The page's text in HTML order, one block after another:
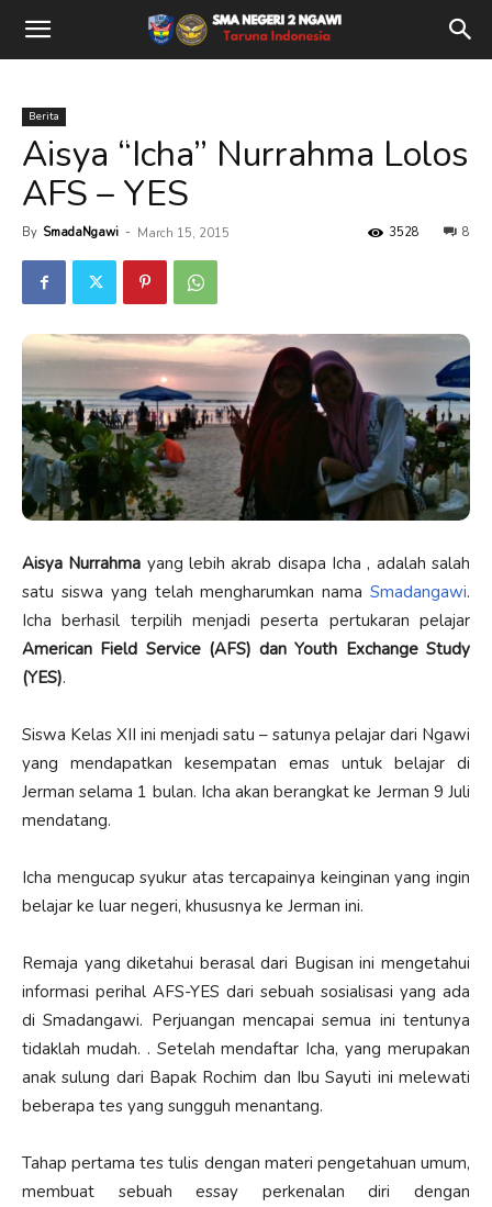
Berita
Aisya “Icha” Nurrahma Lolos
AFS – YES
By SmadaNgawi - March 15, 2015 8
3528
Aisya Nurrahma yang lebih akrab disapa Icha , adalah salah
satu siswa yang telah mengharumkan nama Smadangawi.
Icha berhasil terpilih menjadi peserta pertukaran pelajar
American Field Service (AFS) dan Youth Exchange Study
(YES).
Siswa Kelas XII ini menjadi satu – satunya pelajar dari Ngawi
yang mendapatkan kesempatan emas untuk belajar di
Jerman selama 1 bulan. Icha akan berangkat ke Jerman 9 Juli
mendatang.
Icha mengucap syukur atas tercapainya keinginan yang ingin
belajar ke luar negeri, khususnya ke Jerman ini.
Remaja yang diketahui berasal dari Bugisan ini mengetahui
informasi perihal AFS-YES dari sebuah sosialisasi yang ada
di Smadangawi. Perjuangan mencapai semua ini tentunya
tidaklah mudah. . Setelah mendaftar Icha, yang merupakan
anak sulung dari Bapak Rochim dan Ibu Sayuti ini melewati
beberapa tes yang sungguh menantang.
Tahap pertama tes tulis dengan materi pengetahuan umum,
membuat sebuah essay perkenalan diri dengan